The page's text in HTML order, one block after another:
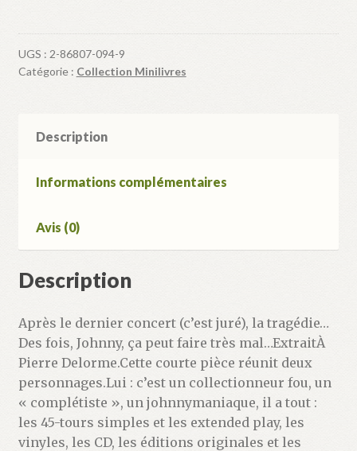
à
l’idée
Moi
assassine
UGS : 2-86807-094-9
Catégorie : Collection Minilivres
Description
Informations complémentaires
Avis (0)
Description
Après le dernier concert (c’est juré), la tragédie…
Des fois, Johnny, ça peut faire très mal…ExtraitÀ
Pierre Delorme.Cette courte pièce réunit deux
personnages.Lui : c’est un collectionneur fou, un
« complétiste », un johnnymaniaque, il a tout :
les 45-tours simples et les extended play, les
vinyles, les CD, les éditions originales et les